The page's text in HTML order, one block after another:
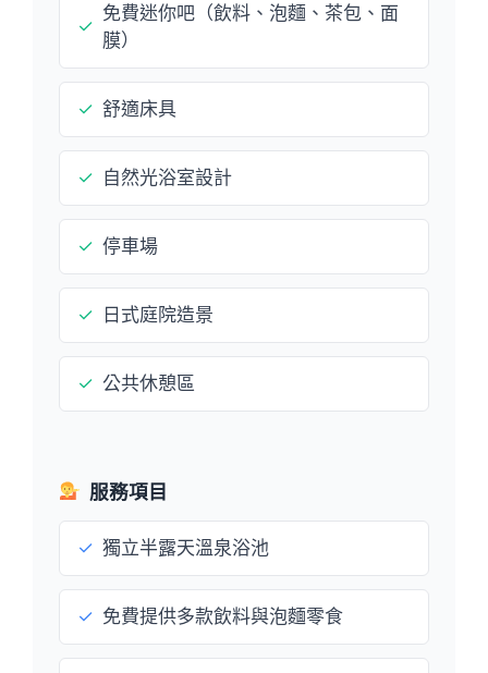
✓
免費迷你吧（飲料、泡麵、茶包、面
膜）
✓ 舒適床具
✓ 自然光浴室設計
✓ 停車場
✓ 日式庭院造景
✓ 公共休憩區
服務項目
✓ 獨立半露天溫泉浴池
✓ 免費提供多款飲料與泡麵零食